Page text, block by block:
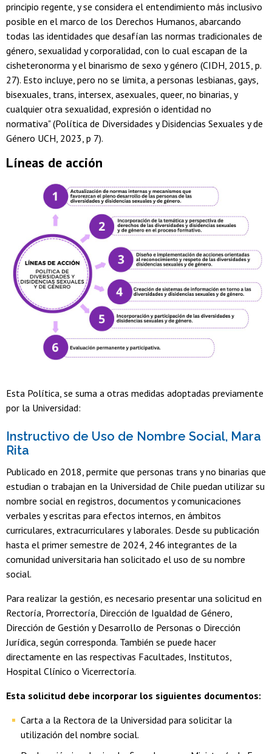
principio regente, y se considera el entendimiento más inclusivo
posible en el marco de los Derechos Humanos, abarcando
todas las identidades que desafían las normas tradicionales de
género, sexualidad y corporalidad, con lo cual escapan de la
cisheteronorma y el binarismo de sexo y género (CIDH, 2015, p.
27). Esto incluye, pero no se limita, a personas lesbianas, gays,
bisexuales, trans, intersex, asexuales, queer, no binarias, y
cualquier otra sexualidad, expresión o identidad no
normativa" (Política de Diversidades y Disidencias Sexuales y de
Género UCH, 2023, p 7).
Líneas de acción
Esta Política, se suma a otras medidas adoptadas previamente
por la Universidad:
Instructivo de Uso de Nombre Social, Mara
Rita
Publicado en 2018, permite que personas trans y no binarias que
estudian o trabajan en la Universidad de Chile puedan utilizar su
nombre social en registros, documentos y comunicaciones
verbales y escritas para efectos internos, en ámbitos
curriculares, extracurriculares y laborales. Desde su publicación
hasta el primer semestre de 2024, 246 integrantes de la
comunidad universitaria han solicitado el uso de su nombre
social.
Para realizar la gestión, es necesario presentar una solicitud en
Rectoría, Prorrectoría, Dirección de Igualdad de Género,
Dirección de Gestión y Desarrollo de Personas o Dirección
Jurídica, según corresponda. También se puede hacer
directamente en las respectivas Facultades, Institutos,
Hospital Clínico o Vicerrectoría.
Esta solicitud debe incorporar los siguientes documentos:
Carta a la Rectora de la Universidad para solicitar la
utilización del nombre social.